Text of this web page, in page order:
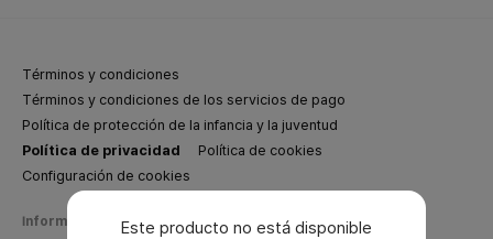
Términos y condiciones
Términos y condiciones de los servicios de pago
Política de protección de la infancia y la juventud
Política de privacidad
Política de cookies
Configuración de cookies
Información de negocios de Weverse Company
Este producto no está disponible